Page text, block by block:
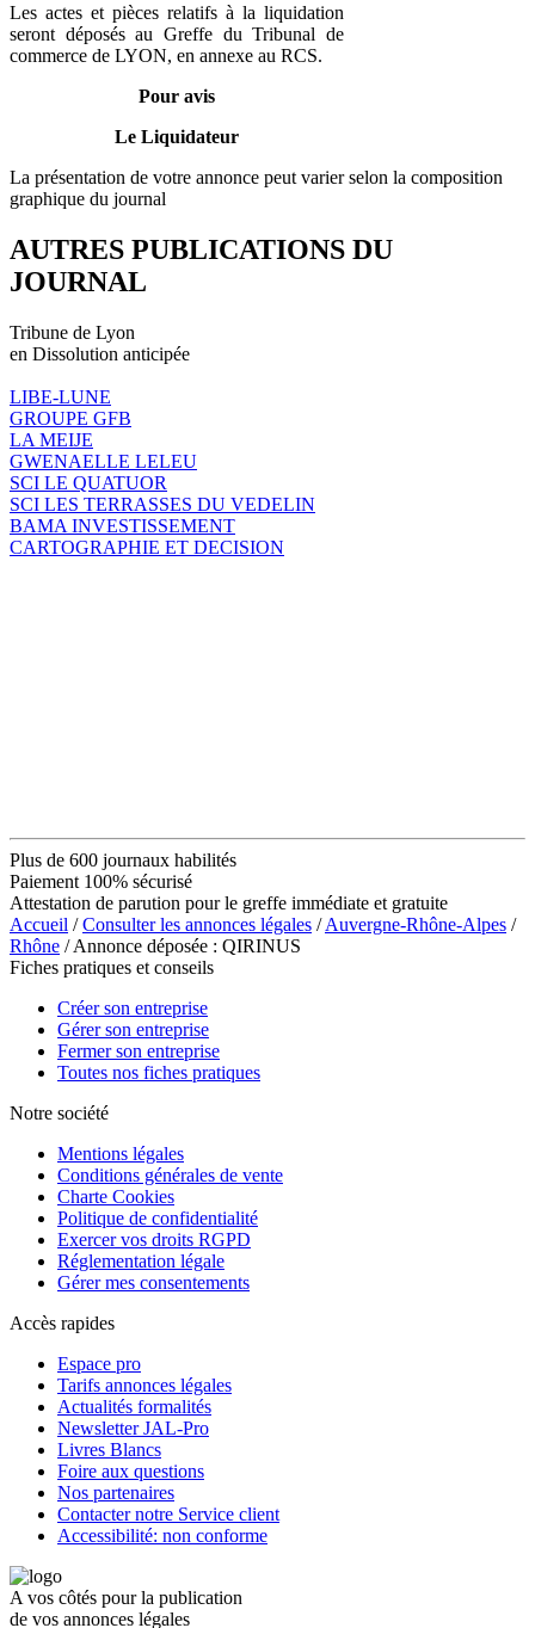
Les actes et pièces relatifs à la liquidation
seront déposés au Greffe du Tribunal de
commerce de LYON, en annexe au RCS.
Pour avis
Le Liquidateur
La présentation de votre annonce peut varier selon la composition
graphique du journal
AUTRES PUBLICATIONS DU
JOURNAL
Tribune de Lyon
en Dissolution anticipée
LIBE-LUNE
GROUPE GFB
LA MEIJE
GWENAELLE LELEU
SCI LE QUATUOR
SCI LES TERRASSES DU VEDELIN
BAMA INVESTISSEMENT
CARTOGRAPHIE ET DECISION
Plus de 600 journaux habilités
Paiement 100% sécurisé
Attestation de parution pour le greffe immédiate et gratuite
Accueil /Consulter les annonces légales /Auvergne-Rhône-Alpes /
Rhône / Annonce déposée : QIRINUS
Fiches pratiques et conseils
Créer son entreprise
Gérer son entreprise
Fermer son entreprise
Toutes nos fiches pratiques
Notre société
Mentions légales
Conditions générales de vente
Charte Cookies
Politique de confidentialité
Exercer vos droits RGPD
Réglementation légale
Gérer mes consentements
Accès rapides
Espace pro
Tarifs annonces légales
Actualités formalités
Newsletter JAL-Pro
Livres Blancs
Foire aux questions
Nos partenaires
Contacter notre Service client
Accessibilité: non conforme
A vos côtés pour la publication
de vos annonces légales